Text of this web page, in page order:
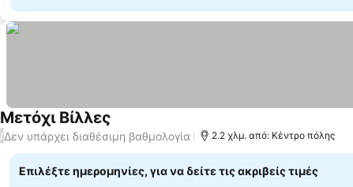
Μετόχι Βίλλες Εμφάνιση τιμών
/Δεν υπάρχει διαθέσιμη βαθμολογία 2.2 χλμ. από: Κέντρο πόλης
Επιλέξτε ημερομηνίες, για να δείτε τις ακριβείς τιμές